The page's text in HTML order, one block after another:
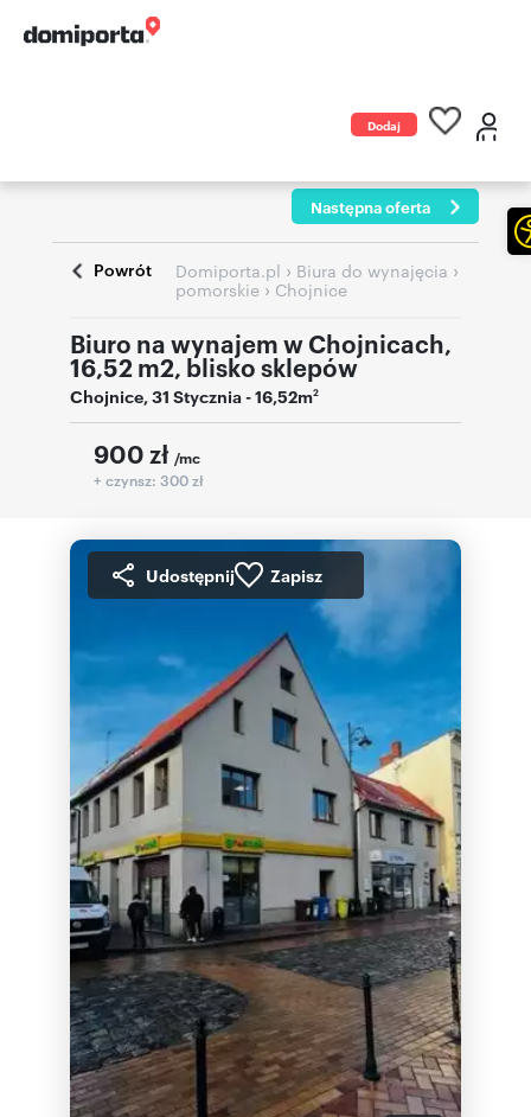
Dodaj
Następna oferta
Powrót Domiporta.pl › Biura do wynajęcia ›
pomorskie › Chojnice
Biuro na wynajem w Chojnicach,
16,52 m2, blisko sklepów
Chojnice,31 Stycznia- 16,52m2
900 zł /mc
+ czynsz: 300 zł
Udostępnij Zapisz